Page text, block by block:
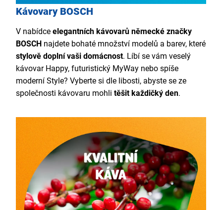
Kávovary BOSCH
V nabídce elegantních kávovarů německé značky
BOSCH najdete bohaté množství modelů a barev, které
stylově doplní vaši domácnost. Líbí se vám veselý
kávovar Happy, futuristický MyWay nebo spíše
moderní Style? Vyberte si dle libosti, abyste se ze
společnosti kávovaru mohli těšit každičký den.